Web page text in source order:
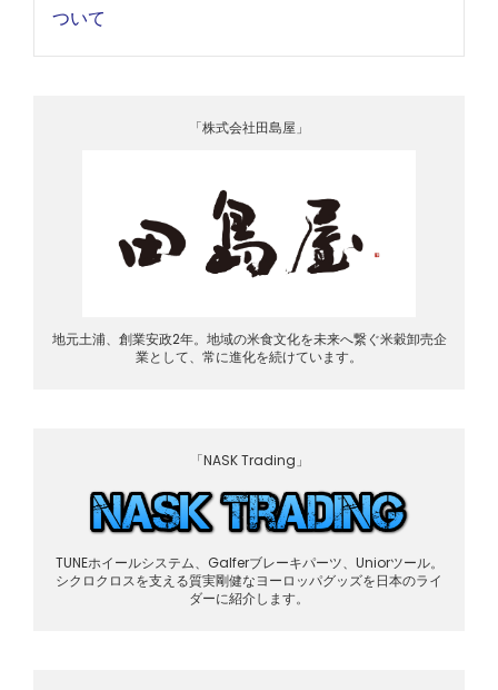
ついて
「株式会社田島屋」
地元土浦、創業安政2年。地域の米食文化を未来へ繋ぐ米穀卸売企
業として、常に進化を続けています。
「NASK Trading」
TUNEホイールシステム、Galferブレーキパーツ、Uniorツール。
シクロクロスを支える質実剛健なヨーロッパグッズを日本のライ
ダーに紹介します。